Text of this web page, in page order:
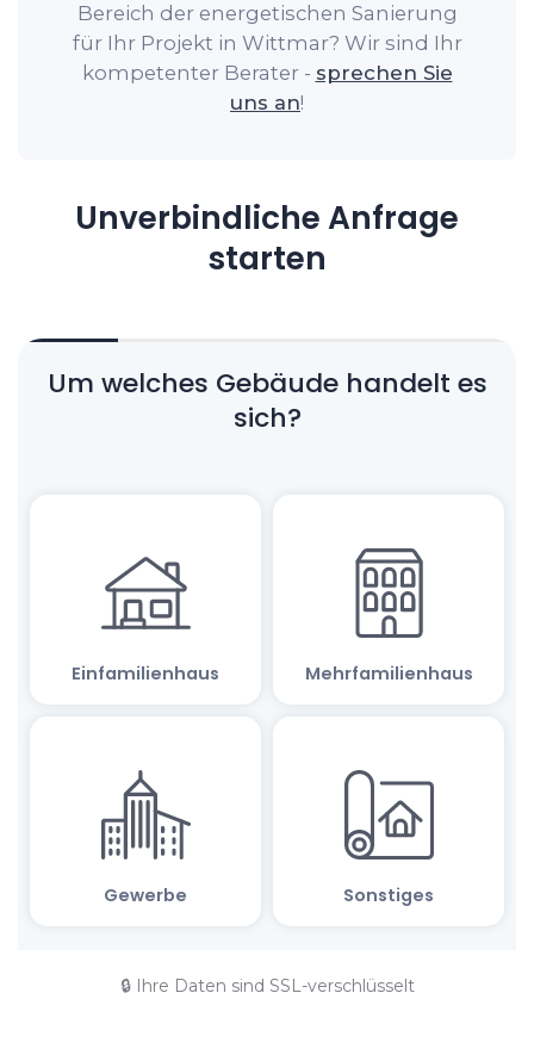
Bereich der energetischen Sanierung
für Ihr Projekt in Wittmar? Wir sind Ihr
kompetenter Berater - sprechen Sie
uns an!
Unverbindliche Anfrage
starten
🔒 Ihre Daten sind SSL-verschlüsselt